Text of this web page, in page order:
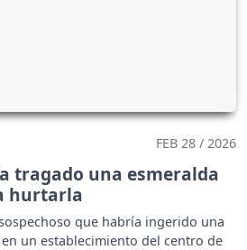
FEB 28 / 2026
tragado una esmeralda
hurtarla
que habría ingerido una
un establecimiento del centro de